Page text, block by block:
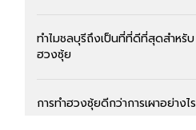
ทำไมชลบุรีถึงเป็นที่ที่ดีที่สุดสำหรับ
ฮวงซุ้ย
การทำฮวงซุ้ยดีกว่าการเผาอย่างไร